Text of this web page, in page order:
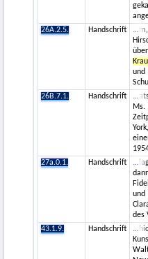
26A.2.5.
Handschrift
26B.7.1.
Handschrift
27a.0.1.
Handschrift
und
des
43.1.9.
Handschrift